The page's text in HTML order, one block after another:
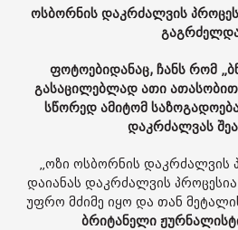
ოსბორნის დაკრძალვის
ფოტოებიდანაც, ჩანს რომ
გასაცილებლად ათი ათასობით
სწორედ ამიტომ
დაკრძალვას
„ოზი ოსბორნის დაკრძალვის
დაიანას დაკრძალვის პროცესია
უფრო მძიმე იყო და თან
ბრიტანელი